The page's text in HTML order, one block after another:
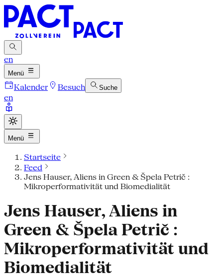
en
Menü
Kalender Besuch Suche
en
Menü
Startseite
Feed
Jens Hauser, Aliens in Green & Špela Petrič :
Mikroperformativität und Biomedialität
Jens Hauser, Aliens in
Green & Špela Petrič :
Mikroperformativität und
Biomedialität